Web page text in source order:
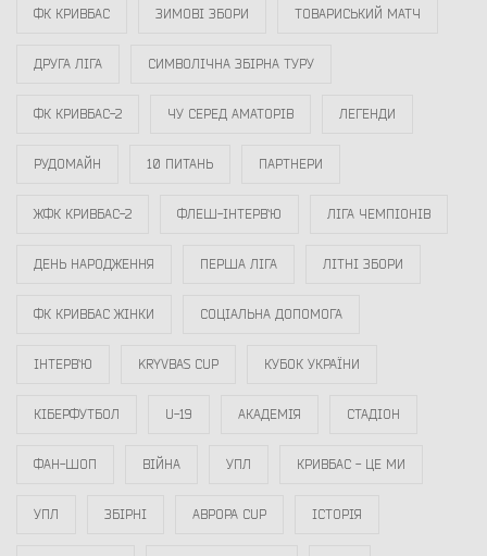
ФК КРИВБАС ЗИМОВІ ЗБОРИ ТОВАРИСЬКИЙ МАТЧ
ДРУГА ЛІГА СИМВОЛІЧНА ЗБІРНА ТУРУ
ФК КРИВБАС-2 ЧУ СЕРЕД АМАТОРІВ ЛЕГЕНДИ
РУДОМАЙН 10 ПИТАНЬ ПАРТНЕРИ
ЖФК КРИВБАС-2 ФЛЕШ-ІНТЕРВ`Ю ЛІГА ЧЕМПІОНІВ
ДЕНЬ НАРОДЖЕННЯ ПЕРША ЛІГА ЛІТНІ ЗБОРИ
ФК КРИВБАС ЖІНКИ СОЦІАЛЬНА ДОПОМОГА
ІНТЕРВ`Ю KRYVBAS CUP КУБОК УКРАЇНИ
КІБЕРФУТБОЛ U-19 АКАДЕМІЯ СТАДІОН
ФАН-ШОП ВІЙНА УПЛ КРИВБАС - ЦЕ МИ
УПЛ ЗБІРНІ АВРОРА CUP ІСТОРІЯ